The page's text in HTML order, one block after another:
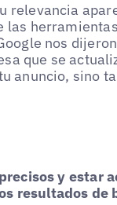
relevancia
las
nos
que se
anuncio, sino
y estar
resultados de